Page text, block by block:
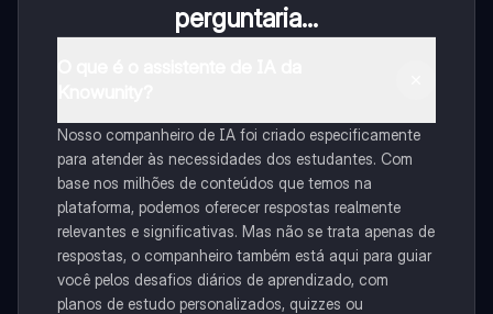
perguntaria...
Nosso companheiro de IA foi criado especificamente
para atender às necessidades dos estudantes. Com
base nos milhões de conteúdos que temos na
plataforma, podemos oferecer respostas realmente
relevantes e significativas. Mas não se trata apenas de
respostas, o companheiro também está aqui para guiar
você pelos desafios diários de aprendizado, com
planos de estudo personalizados, quizzes ou